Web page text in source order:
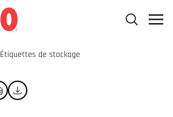
Étiquettes de stockage